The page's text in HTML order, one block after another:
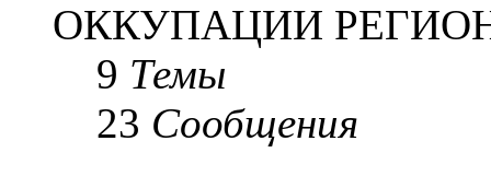
ОККУПАЦИИ
9 Темы
23 Сообщения